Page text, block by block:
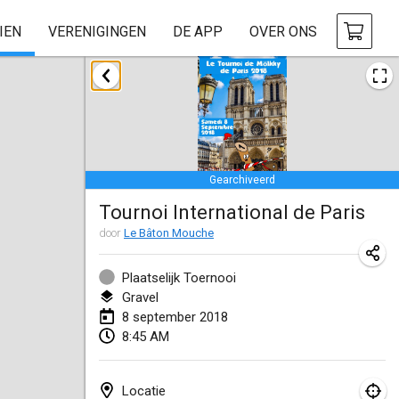
VERENIGINGEN DE APP OVER ONS
Gearchiveerd
Tournoi International de Paris
door Le Bâton Mouche
Plaatselijk Toernooi
Gravel
8 september 2018
8:45 AM
Locatie
januari 2018
Open des rois de Mölkky
21 jan. 2018|Frankrijk
Individuel du Garo
21 jan. 2018|Frankrijk
Tournoi d'Hiver
27 jan. 2018|Frankrijk
27 jan. 2018
februari 2018